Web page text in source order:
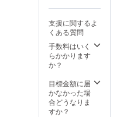
支援に関するよ
くある質問
手数料はいく
らかかります
か？
目標金額に届
かなかった場
合どうなりま
すか？